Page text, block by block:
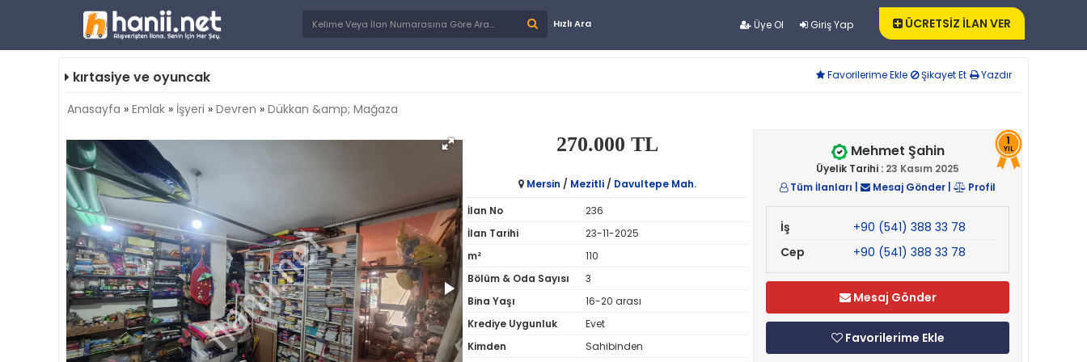
Üye Ol Giriş Yap
Hızlı Ara ÜCRETSİZ İLAN VER
kırtasiye ve oyuncak Favorilerime Ekle Şikayet Et Yazdır
Anasayfa » Emlak » İşyeri » Devren » Dükkan &amp; Mağaza
270.000 TL
Mersin / Mezitli/ Davultepe Mah.
İlan No
236
İlan Tarihi
23-11-2025
m²
110
Bölüm & Oda Sayısı
3
Bina Yaşı
16-20 arası
Krediye Uygunluk
Evet
Kimden
Sahibinden
1
YIL
Mehmet Şahin
Üyelik Tarihi : 23 Kasım 2025
Tüm İlanları | Mesaj Gönder | Profil
İş
+90 (541) 388 33 78
Cep
+90 (541) 388 33 78
Mesaj Gönder
Favorilerime Ekle